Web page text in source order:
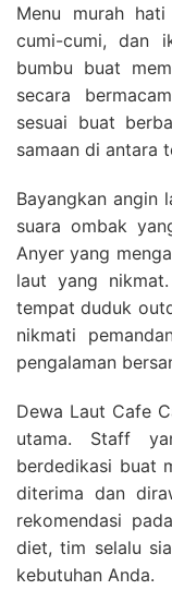
Menu murah
cumi-cumi, dan
bumbu buat
secara
sesuai buat
samaan di antara
Bayangkan angin
suara ombak
Anyer yang
laut yang
tempat duduk
nikmati
pengalaman
Dewa Laut Cafe
utama. Staff
berdedikasi buat
diterima dan
rekomendasi
diet, tim selalu
kebutuhan Anda.